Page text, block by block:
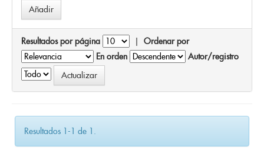
Resultados por página | Ordenar por
En orden
Autor/registro
Resultados 1-1 de 1.